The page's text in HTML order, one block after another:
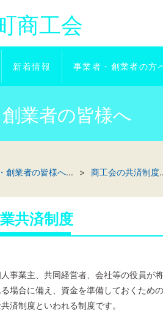
商工会
新着情報 事業者・創業者の方
業者の皆様へ
創業者の皆様へ... 商工会の共済制度
共済制度
事業主、共同経営者、会社等の役員が
場合に備え、資金を準備しておくため
済制度といわれる制度です。